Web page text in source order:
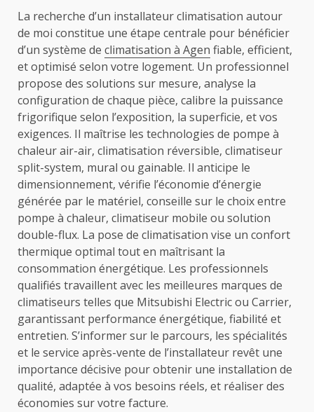
La recherche d’un installateur climatisation autour
de moi constitue une étape centrale pour bénéficier
d’un système de climatisation à Agen fiable, efficient,
et optimisé selon votre logement. Un professionnel
propose des solutions sur mesure, analyse la
configuration de chaque pièce, calibre la puissance
frigorifique selon l’exposition, la superficie, et vos
exigences. Il maîtrise les technologies de pompe à
chaleur air-air, climatisation réversible, climatiseur
split-system, mural ou gainable. Il anticipe le
dimensionnement, vérifie l’économie d’énergie
générée par le matériel, conseille sur le choix entre
pompe à chaleur, climatiseur mobile ou solution
double-flux. La pose de climatisation vise un confort
thermique optimal tout en maîtrisant la
consommation énergétique. Les professionnels
qualifiés travaillent avec les meilleures marques de
climatiseurs telles que Mitsubishi Electric ou Carrier,
garantissant performance énergétique, fiabilité et
entretien. S’informer sur le parcours, les spécialités
et le service après-vente de l’installateur revêt une
importance décisive pour obtenir une installation de
qualité, adaptée à vos besoins réels, et réaliser des
économies sur votre facture.